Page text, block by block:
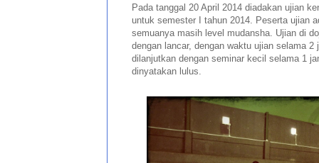
Pada tanggal 20 April 2014 diadakan ujian
untuk semester I tahun 2014. Peserta ujian
semuanya masih level mudansha. Ujian di
dengan lancar, dengan waktu ujian selama 2
dilanjutkan dengan seminar kecil selama 1
dinyatakan lulus.